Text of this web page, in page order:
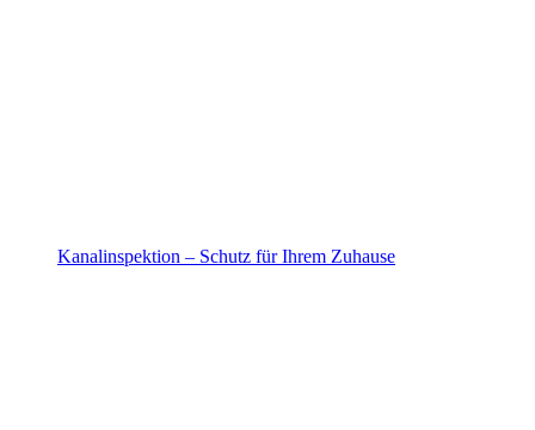
Kanalinspektion – Schutz für Ihrem Zuhause